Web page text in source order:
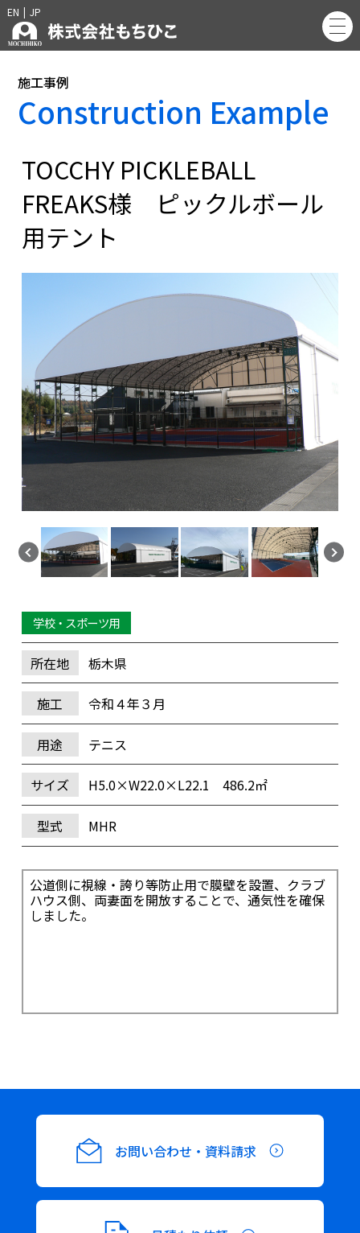
EN | JP
施工事例
Construction Example
TOCCHY PICKLEBALL
FREAKS様 ピックルボール
用テント
学校・スポーツ用
所在地 栃木県
施工 令和４年３月
用途 テニス
サイズ H5.0×W22.0×L22.1 486.2㎡
型式 MHR
公道側に視線・誇り等防止用で膜壁を設置、クラブ
ハウス側、両妻面を開放することで、通気性を確保
しました。
お問い合わせ・資料請求